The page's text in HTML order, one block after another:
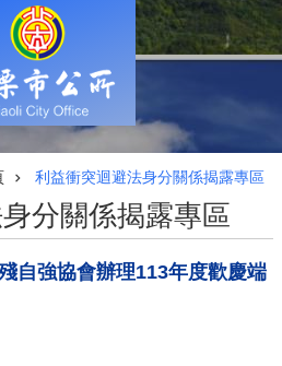
利益衝突迴避法身分關係揭露專區
分關係揭露專區
自強協會辦理113年度歡慶端